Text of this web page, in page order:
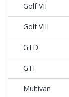
Golf VII
Golf VIII
GTD
GTI
Multivan